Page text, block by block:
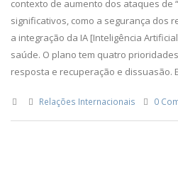
contexto de aumento dos ataques de
significativos, como a segurança dos
a integração da IA [Inteligência
saúde. O plano tem quatro
resposta e recuperação e dissuasão.
Relações Internacionais 0